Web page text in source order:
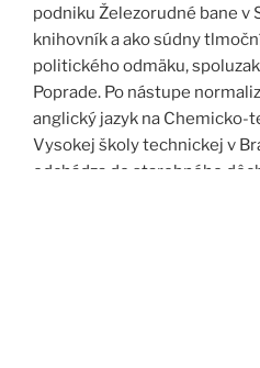
podniku Železorudné bane v
knihovník a ako súdny
politického odmäku,
Poprade. Po nástupe
anglický jazyk na
Vysokej školy technickej v
odchádza do starobného